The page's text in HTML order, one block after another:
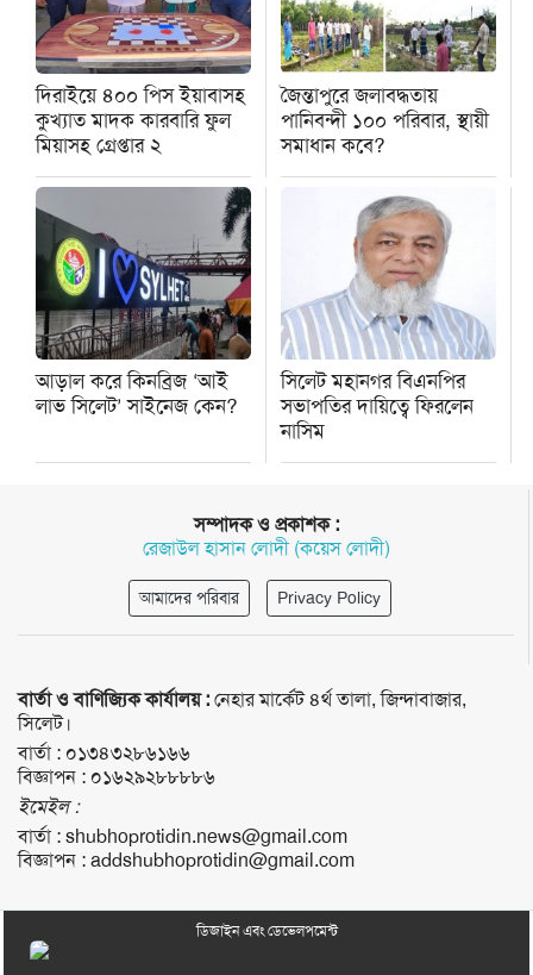
দিরাইয়ে ৪০০ পিস ইয়াবাসহ
কুখ্যাত মাদক কারবারি ফুল
মিয়াসহ গ্রেপ্তার ২
জৈন্তাপুরে জলাবদ্ধতায়
পানিবন্দী ১০০ পরিবার, স্থায়ী
সমাধান কবে?
আড়াল করে কিনব্রিজ ‘আই
লাভ সিলেট’ সাইনেজ কেন?
সিলেট মহানগর বিএনপির
সভাপতির দায়িত্বে ফিরলেন
নাসিম
সম্পাদক ও প্রকাশক :
রেজাউল হাসান লোদী (কয়েস লোদী)
আমাদের পরিবার Privacy Policy
বার্তা ও বাণিজ্যিক কার্যালয় :নেহার মার্কেট ৪র্থ তালা, জিন্দাবাজার,
সিলেট।
বার্তা : ০১৩৪৩২৮৬১৬৬
বিজ্ঞাপন : ০১৬২৯২৮৮৮৮৬
ইমেইল :
বার্তা :shubhoprotidin.news@gmail.com
বিজ্ঞাপন :addshubhoprotidin@gmail.com
ডিজাইন এবং ডেভেলপমেন্ট